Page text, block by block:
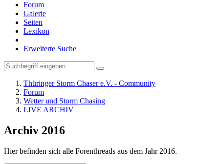
Forum
Galerie
Seiten
Lexikon
Erweiterte Suche
Thüringer Storm Chaser e.V. - Community
Forum
Wetter und Storm Chasing
LIVE ARCHIV
Archiv 2016
Hier befinden sich alle Forenthreads aus dem Jahr 2016.